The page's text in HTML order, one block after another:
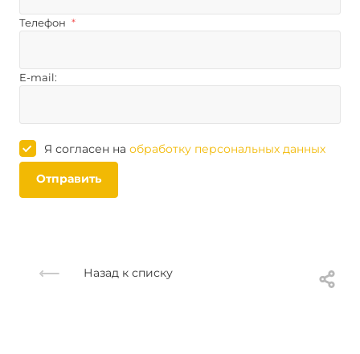
Телефон *
E-mail:
Я согласен на обработку персональных данных
Отправить
Назад к списку